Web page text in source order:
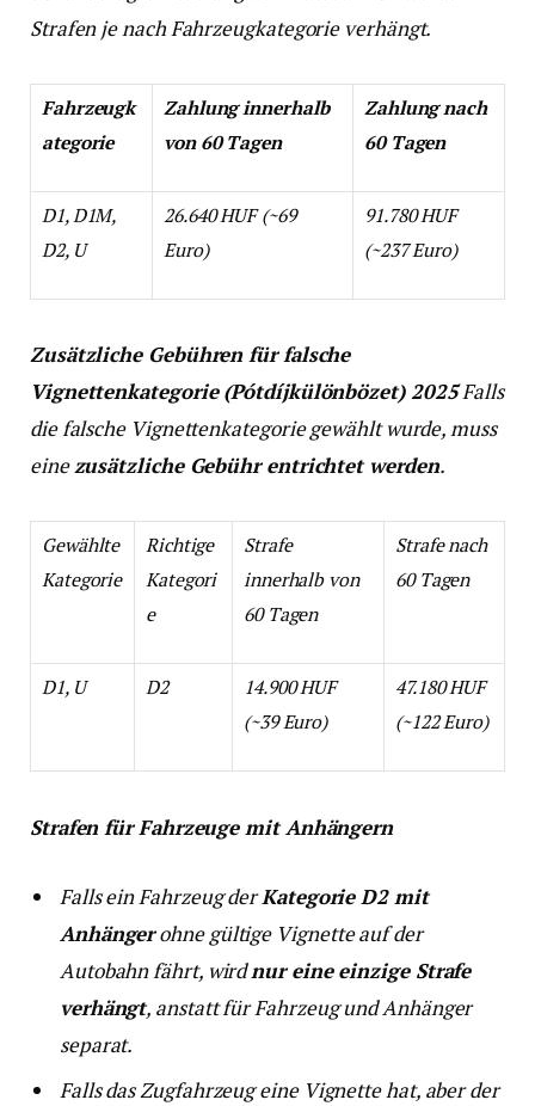
Strafen je nach Fahrzeugkategorie verhängt.
Fahrzeugk
ategorie
Zahlung innerhalb
von 60 Tagen
Zahlung nach
60 Tagen
D1, D1M,
D2, U
26.640 HUF (~69
Euro)
91.780 HUF
(~237 Euro)
Zusätzliche Gebühren für falsche
Vignettenkategorie (Pótdíjkülönbözet) 2025Falls
die falsche Vignettenkategorie gewählt wurde, muss
einezusätzliche Gebühr entrichtet werden.
Gewählte
Kategorie
Richtige
Kategori
e
Strafe
innerhalb von
60 Tagen
Strafe nach
60 Tagen
D1, U D2
14.900 HUF
(~39 Euro)
47.180 HUF
(~122 Euro)
Strafen für Fahrzeuge mit Anhängern
Falls ein Fahrzeug derKategorie D2 mit
Anhängerohne gültige Vignette auf der
Autobahn fährt, wirdnur eine einzige Strafe
verhängt, anstatt für Fahrzeug und Anhänger
separat.
Falls das Zugfahrzeug eine Vignette hat, aber der